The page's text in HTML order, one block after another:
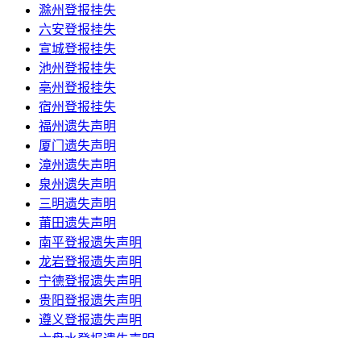
滁州登报挂失
六安登报挂失
宣城登报挂失
池州登报挂失
亳州登报挂失
宿州登报挂失
福州遗失声明
厦门遗失声明
漳州遗失声明
泉州遗失声明
三明遗失声明
莆田遗失声明
南平登报遗失声明
龙岩登报遗失声明
宁德登报遗失声明
贵阳登报遗失声明
遵义登报遗失声明